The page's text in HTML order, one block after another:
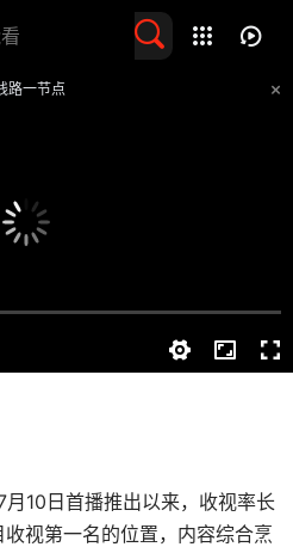
路一节点
10日首播推出以来，收视率长
视第一名的位置，内容综合烹